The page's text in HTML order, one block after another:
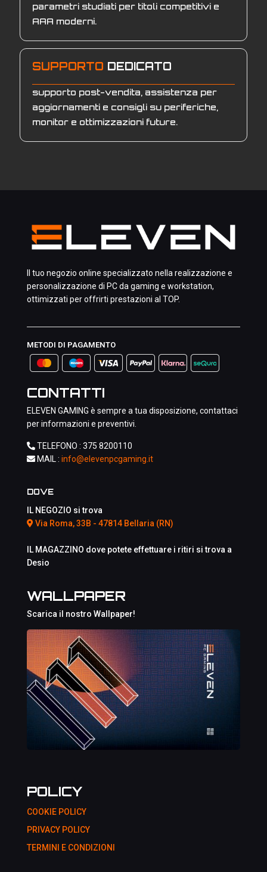
parametri studiati per titoli competitivi e
AAA moderni.
SUPPORTO DEDICATO
supporto post-vendita, assistenza per
aggiornamenti e consigli su periferiche,
monitor e ottimizzazioni future.
Il tuo negozio online specializzato nella realizzazione e
personalizzazione di PC da gaming e workstation,
ottimizzati per offrirti prestazioni al TOP.
METODI DI PAGAMENTO
CONTATTI
ELEVEN GAMING è sempre a tua disposizione, contattaci
per informazioni e preventivi.
TELEFONO : 375 8200110
MAIL : info@elevenpcgaming.it
DOVE
IL NEGOZIO si trova
Via Roma, 33B - 47814 Bellaria (RN)
IL MAGAZZINO dove potete effettuare i ritiri si trova a
Desio
WALLPAPER
Scarica il nostro Wallpaper!
POLICY
COOKIE POLICY
PRIVACY POLICY
TERMINI E CONDIZIONI